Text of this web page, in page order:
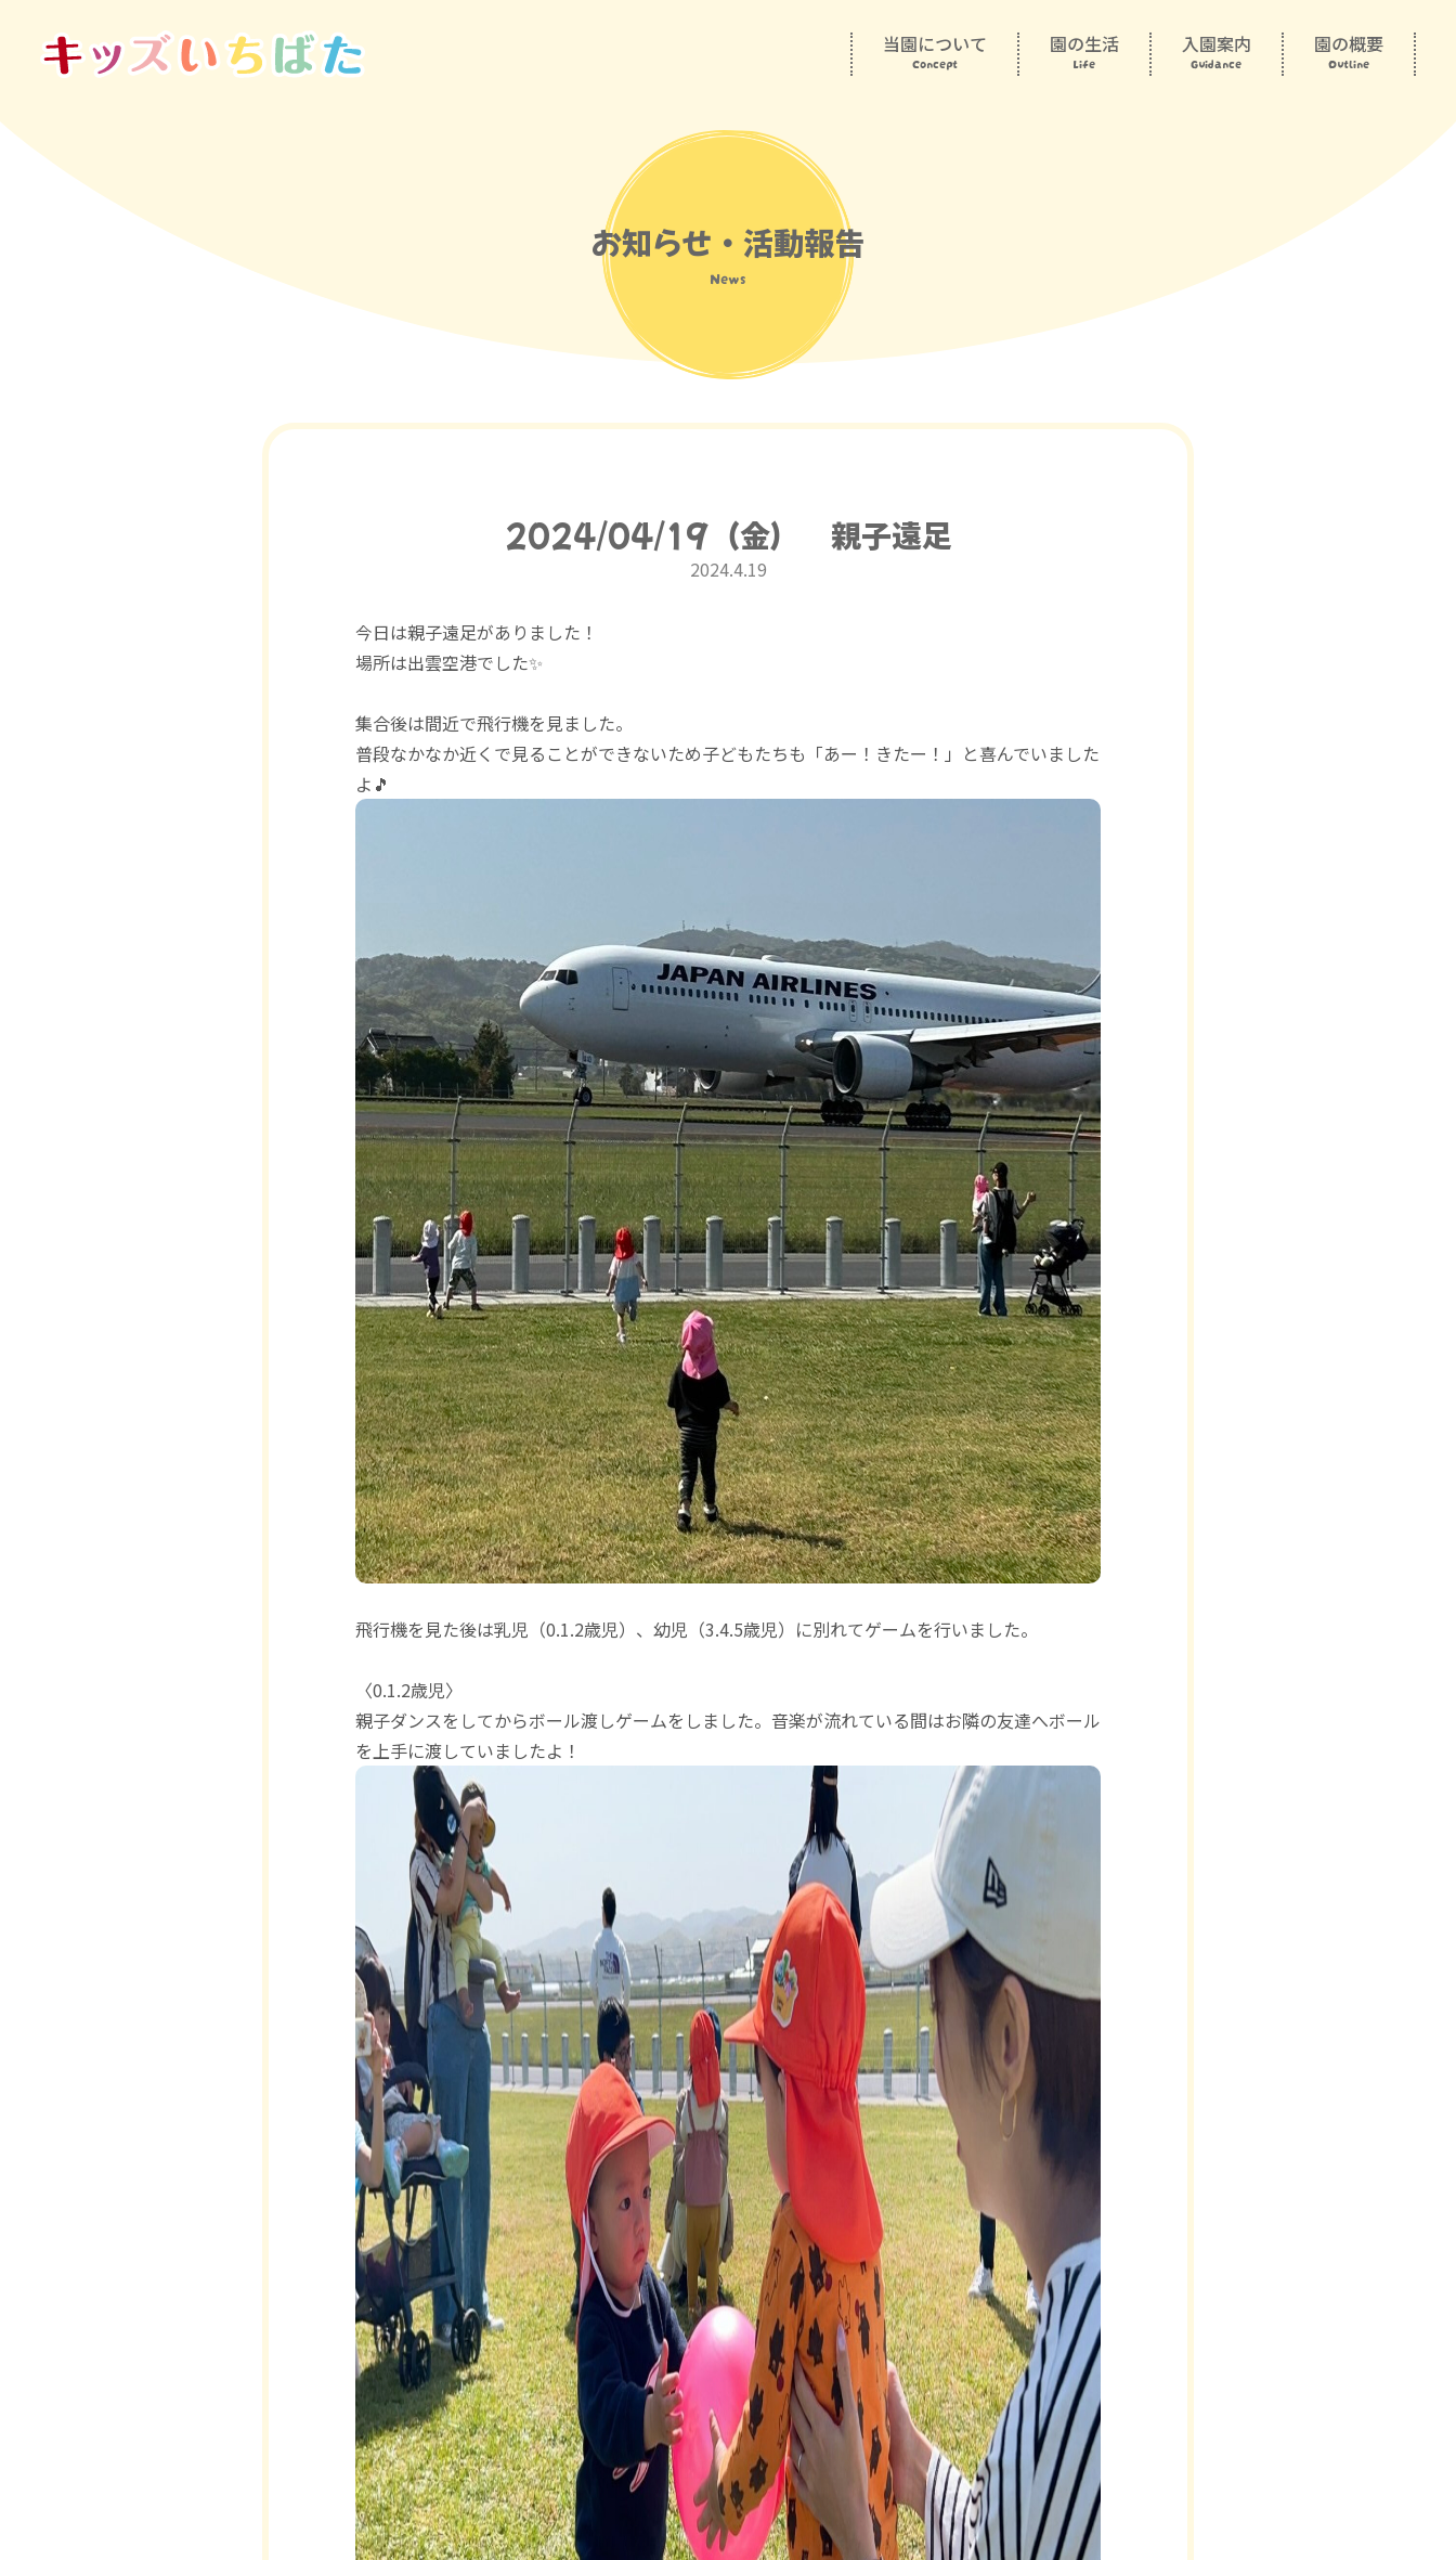
当園について
Concept
園の生活
Life
入園案内
Guidance
園の概要
Outline
お知らせ・活動報告
News
2024/04/19（金） 親子遠足
2024.4.19
今日は親子遠足がありました！
場所は出雲空港でした✨
集合後は間近で飛行機を見ました。
普段なかなか近くで見ることができないため子どもたちも「あー！きたー！」と喜んでいました
よ🎵
飛行機を見た後は乳児（0.1.2歳児）、幼児（3.4.5歳児）に別れてゲームを行いました。
〈0.1.2歳児〉
親子ダンスをしてからボール渡しゲームをしました。音楽が流れている間はお隣の友達へボール
を上手に渡していましたよ！